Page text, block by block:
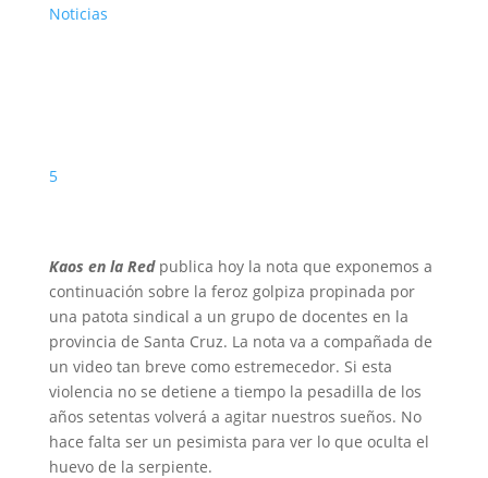
Noticias
5
Kaos en la Red publica hoy la nota que exponemos a
continuación sobre la feroz golpiza propinada por
una patota sindical a un grupo de docentes en la
provincia de Santa Cruz. La nota va a compañada de
un video tan breve como estremecedor. Si esta
violencia no se detiene a tiempo la pesadilla de los
años setentas volverá a agitar nuestros sueños. No
hace falta ser un pesimista para ver lo que oculta el
huevo de la serpiente.